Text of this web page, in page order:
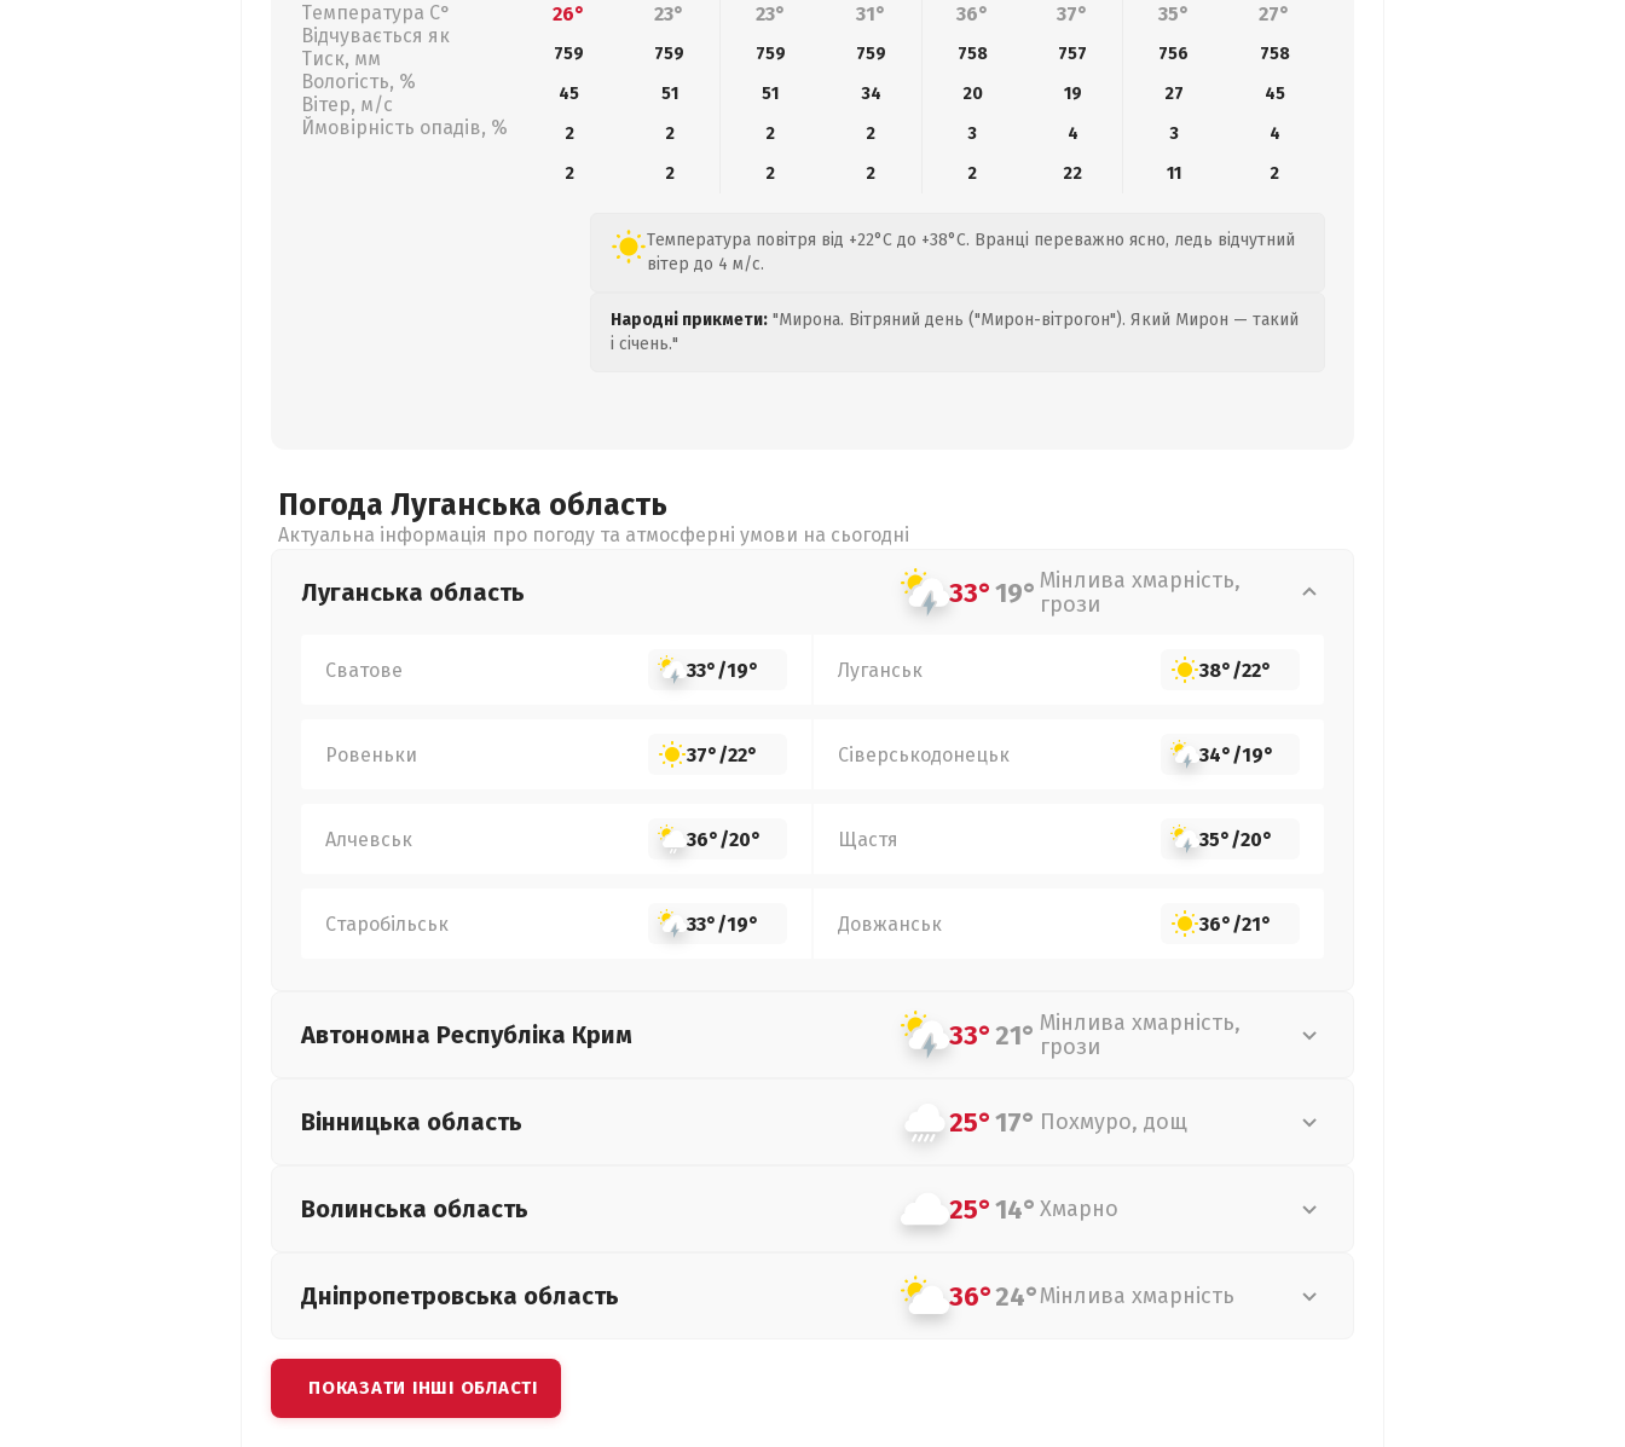
Температура С°
Відчувається як
Тиск, мм
Вологість, %
Вітер, м/с
Ймовірність опадів, %
26°
23° 23° 31° 36° 37° 35° 27°
759 759 759 759 758 757 756
758
45
51 51 34 20 19 27
45
2
2 2 2 3 4 3
4
2
2 2 2 2 22 11 2
Температура повітря від +22°C до +38°C. Вранці переважно ясно, ледь відчутний
вітер до 4 м/с.
Народні прикмети: "Мирона. Вітряний день ("Мирон-вітрогон"). Який Мирон — такий
і січень."
Погода Луганська область
Актуальна інформація про погоду та атмосферні умови на сьогодні
Луганська область 33°19° Мінлива хмарність,
грози
Сватове 33°/19° Луганськ 38°/22°
Ровеньки 37°/22° Сіверськодонецьк 34°/19°
Алчевськ 36°/20° Щастя 35°/20°
Старобільськ 33°/19° Довжанськ 36°/21°
Автономна Республіка Крим 33°21° Мінлива хмарність,
грози
Вінницька область 25°17° Похмуро, дощ
Волинська область 25°14° Хмарно
Дніпропетровська область 36°24°Мінлива хмарність
ПОКАЗАТИ ІНШІ ОБЛАСТІ